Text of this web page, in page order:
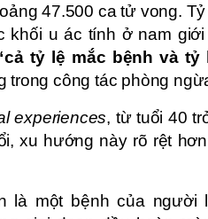
47.500 ca tử vong.
khối u ác tính ở nam
tỷ lệ mắc bệnh và
trong công tác phòng
experiences, từ tuổi 40
xu hướng này rõ rệt
là một bệnh của người